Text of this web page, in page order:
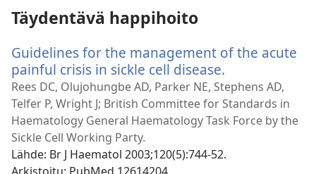
Täydentävä happihoito
Guidelines for the management of the acute
painful crisis in sickle cell disease.
uuden
ikkunan)
Rees DC, Olujohungbe AD, Parker NE, Stephens AD,
Telfer P, Wright J; British Committee for Standards in
Haematology General Haematology Task Force by the
Sickle Cell Working Party.
Lähde‎: Br J Haematol 2003;120(5):744-52.